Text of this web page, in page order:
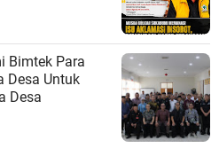
Bimtek Para
Desa Untuk
Desa